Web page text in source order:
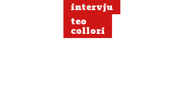
intervju
teo
collori